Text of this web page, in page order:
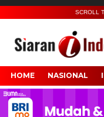
SCROLL
HOME NASIONAL